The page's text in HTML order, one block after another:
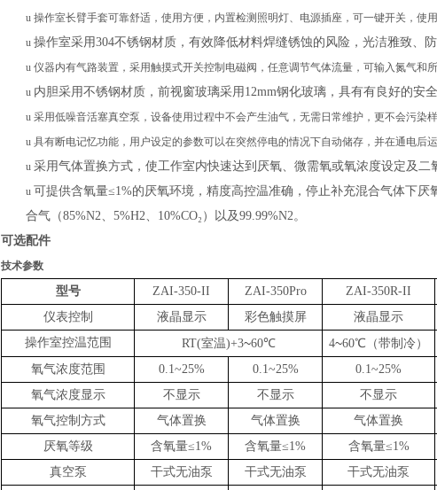
u 操作室长臂手套可靠舒适，使用方便，内置检测照明灯、 电源插座，可一键开关，使用
u 操作室采用304不锈钢材质，有效降低材料焊缝锈蚀的风险，光洁雅致、
u 仪器内有气路装置，采用触摸式开关控制电磁阀，任意调节气体流量，可输入氮气和
u 内胆采用不锈钢材质，前视窗玻璃采用 12mm钢化玻璃，具有有良好的安
u 采用低噪音活塞真空泵，设备使用过程中不会产生油气，无需日常维护，更不会污染样
u 具有断电记忆功能，用户设定的参数可以在突然停电的情况下自动储存，并在通电后
u 采用气体置换方式，使工作室内快速达到厌氧、微需氧或氧浓度设定及二
u 可提供含氧量≤1%的厌氧环境，精度高控温准确，停止补充混合气体下厌
合气（85%N2、5%H2、10%CO₂）以及99.99%N2。
可选配件
技术参数
型号 ZAI-350-II ZAI-350Pro ZAI-350R-II
仪表控制
液晶显示 彩色触摸屏 液晶显示
操作室控温范围 RT(室温)+3~60℃ 4~60℃ （带制冷）
氧气浓度范围
0.1~25% 0.1~25% 0.1~25%
氧气浓度显示
不显示 不显示 不显示
氧气控制方式
气体置换 气体置换 气体置换
厌氧等级
含氧量≤1% 含氧量≤1% 含氧量≤1%
真空泵
干式无油泵 干式无油泵 干式无油泵